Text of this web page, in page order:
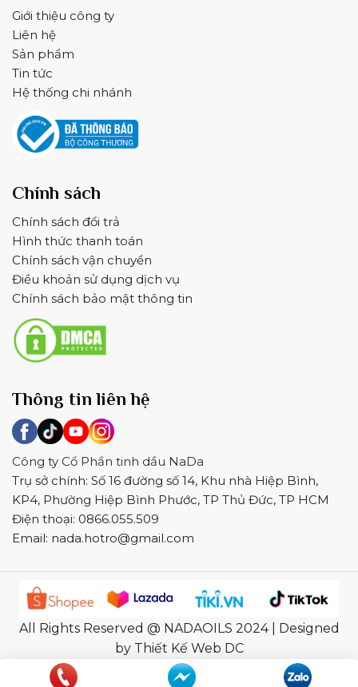
Giới thiệu công ty
Liên hệ
Sản phẩm
Tin tức
Hệ thống chi nhánh
Chính sách
Chính sách đổi trả
Hình thức thanh toán
Chính sách vận chuyển
Điều khoản sử dụng dịch vụ
Chính sách bảo mật thông tin
Thông tin liên hệ
Công ty Cổ Phần tinh dầu NaDa
Trụ sở chính: Số 16 đường số 14, Khu nhà Hiệp Bình,
KP4, Phường Hiệp Bình Phước, TP Thủ Đức, TP HCM
Điện thoại: 0866.055.509
Email: nada.hotro@gmail.com
All Rights Reserved @ NADAOILS 2024 | Designed
by Thiết Kế Web DC